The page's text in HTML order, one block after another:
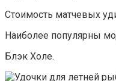
Стоимость матчевых
Наиболее популярны
Блэк Холе.